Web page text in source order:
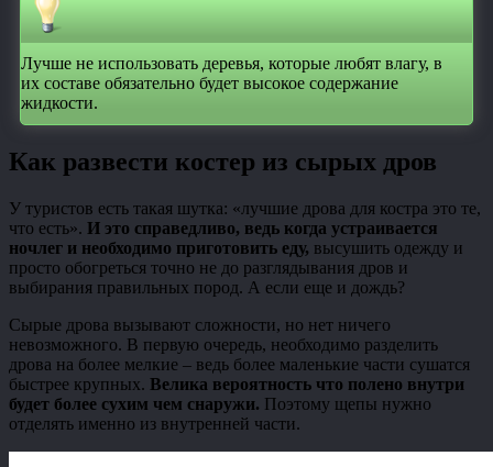
Лучше не использовать деревья, которые любят влагу, в
их составе обязательно будет высокое содержание
жидкости.
Как развести костер из сырых дров
У туристов есть такая шутка: «лучшие дрова для костра это те,
что есть». И это справедливо, ведь когда устраивается
ночлег и необходимо приготовить еду, высушить одежду и
просто обогреться точно не до разглядывания дров и
выбирания правильных пород. А если еще и дождь?
Сырые дрова вызывают сложности, но нет ничего
невозможного. В первую очередь, необходимо разделить
дрова на более мелкие – ведь более маленькие части сушатся
быстрее крупных. Велика вероятность что полено внутри
будет более сухим чем снаружи. Поэтому щепы нужно
отделять именно из внутренней части.